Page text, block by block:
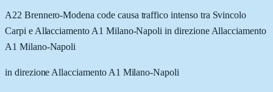
A22 Brennero-Modena code causa traffico intenso tra Svincolo
Carpi e Allacciamento A1 Milano-Napoli in direzione Allacciamento
A1 Milano-Napoli
in direzione Allacciamento A1 Milano-Napoli